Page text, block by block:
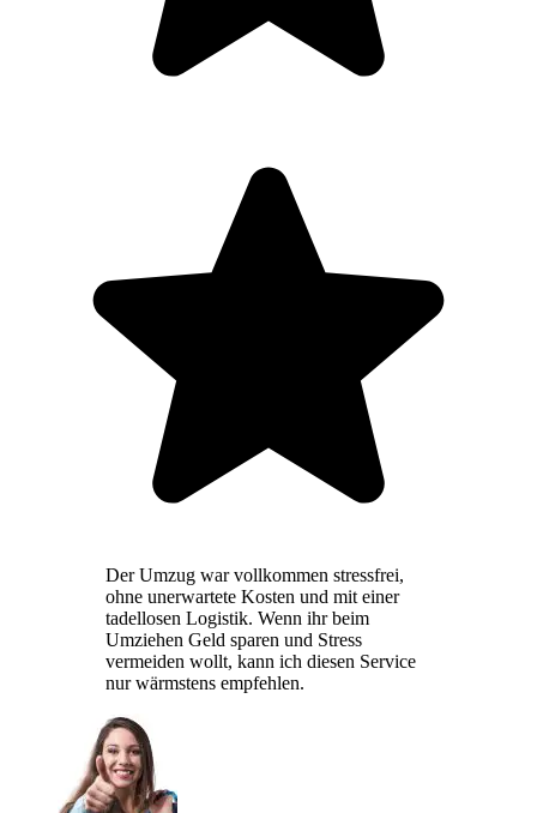
Der Umzug war vollkommen stressfrei,
ohne unerwartete Kosten und mit einer
tadellosen Logistik. Wenn ihr beim
Umziehen Geld sparen und Stress
vermeiden wollt, kann ich diesen Service
nur wärmstens empfehlen.